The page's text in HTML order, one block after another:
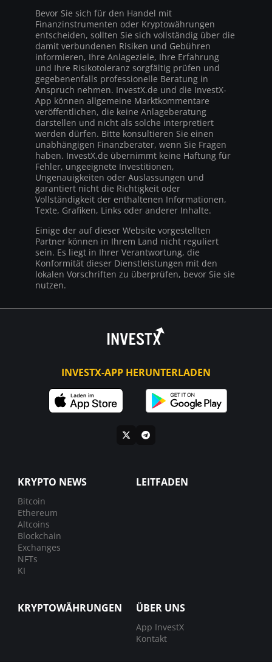
Bevor Sie sich für den Handel mit
Finanzinstrumenten oder Kryptowährungen
entscheiden, sollten Sie sich vollständig über die
damit verbundenen Risiken und Gebühren
informieren, Ihre Anlageziele, Ihre Erfahrung
und Ihre Risikotoleranz sorgfältig prüfen und
gegebenenfalls professionelle Beratung in
Anspruch nehmen. InvestX.de und die InvestX-
App können allgemeine Marktkommentare
veröffentlichen, die keine Anlageberatung
darstellen und nicht als solche interpretiert
werden dürfen. Bitte konsultieren Sie einen
unabhängigen Finanzberater, wenn Sie Fragen
haben. InvestX.de übernimmt keine Haftung für
Fehler, ungeeignete Investitionen,
Ungenauigkeiten oder Auslassungen und
garantiert nicht die Richtigkeit oder
Vollständigkeit der enthaltenen Informationen,
Texte, Grafiken, Links oder anderer Inhalte.
Einige der auf dieser Website vorgestellten
Partner können in Ihrem Land nicht reguliert
sein. Es liegt in Ihrer Verantwortung, die
Konformität dieser Dienstleistungen mit den
lokalen Vorschriften zu überprüfen, bevor Sie sie
nutzen.
INVESTX-APP HERUNTERLADEN
KRYPTO NEWS
Bitcoin
Ethereum
Altcoins
Blockchain
Exchanges
NFTs
KI
LEITFADEN
KRYPTOWÄHRUNGEN ÜBER UNS
App InvestX
Kontakt